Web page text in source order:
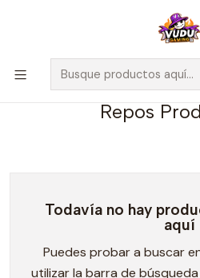
🚀 ¡Despachamos a todo Chile! Envío
$100.000 y a RM sobre $35.000
Inicio Preventas
Repos
Todavía no hay
aquí
Puedes probar a buscar
utilizar la barra de